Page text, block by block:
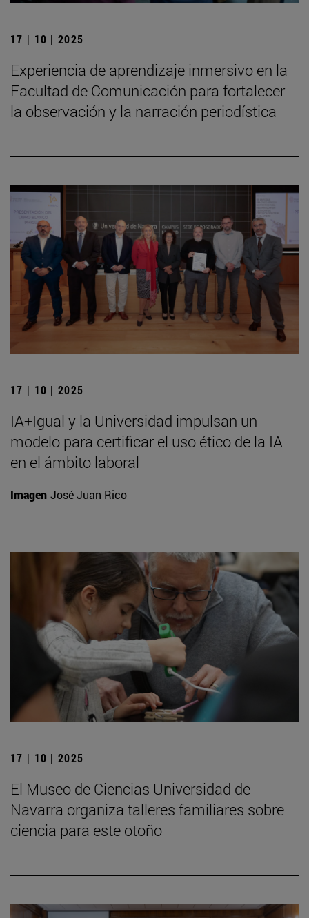
17 | 10 | 2025
Experiencia de aprendizaje inmersivo en la
Facultad de Comunicación para fortalecer
la observación y la narración periodística
17 | 10 | 2025
IA+Igual y la Universidad impulsan un
modelo para certificar el uso ético de la IA
en el ámbito laboral
Imagen José Juan Rico
17 | 10 | 2025
El Museo de Ciencias Universidad de
Navarra organiza talleres familiares sobre
ciencia para este otoño